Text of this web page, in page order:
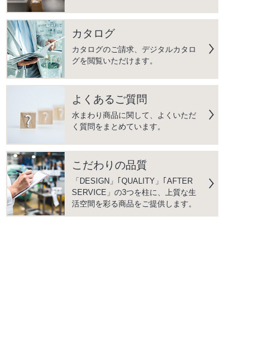
カタログ
カタログのご請求、デジタルカタロ
グを閲覧いただけます。
よくあるご質問
水まわり商品に関して、よくいただ
く質問をまとめています。
こだわりの品質
「DESIGN」｢QUALITY」｢AFTER
SERVICE」の3つを柱に、上質な生
活空間を彩る商品をご提供します。